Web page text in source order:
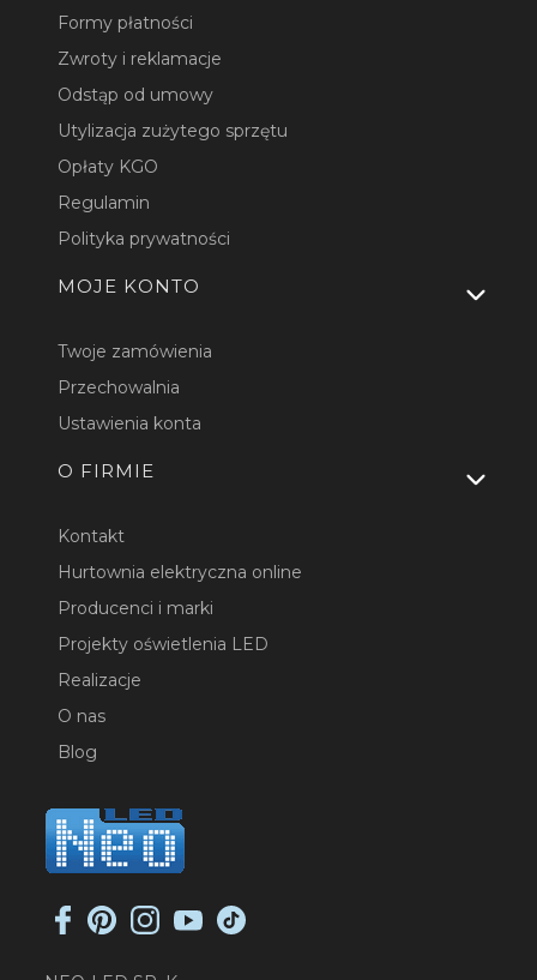
Formy płatności
Zwroty i reklamacje
Odstąp od umowy
Utylizacja zużytego sprzętu
Opłaty KGO
Regulamin
Polityka prywatności
MOJE KONTO
Twoje zamówienia
Przechowalnia
Ustawienia konta
O FIRMIE
Kontakt
Hurtownia elektryczna online
Producenci i marki
Projekty oświetlenia LED
Realizacje
O nas
Blog